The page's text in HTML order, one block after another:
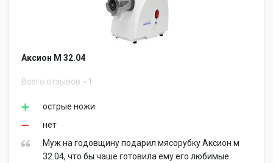
Аксион М 32.04
Всего отзывов 1
острые ножи
нет
Муж на годовщину подарил мясорубку Аксион м
32.04, что бы чаше готовила ему его любимые